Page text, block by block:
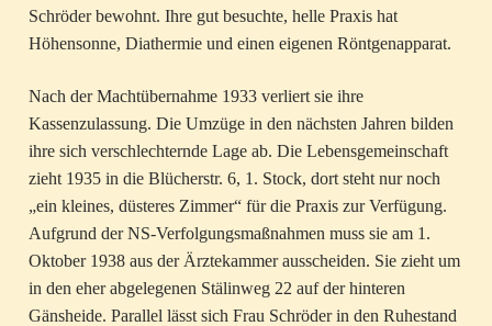
Schröder bewohnt. Ihre gut besuchte, helle Praxis hat
Höhensonne, Diathermie und einen eigenen Röntgenapparat.
Nach der Machtübernahme 1933 verliert sie ihre
Kassenzulassung. Die Umzüge in den nächsten Jahren bilden
ihre sich verschlechternde Lage ab. Die Lebensgemeinschaft
zieht 1935 in die Blücherstr. 6, 1. Stock, dort steht nur noch
„ein kleines, düsteres Zimmer“ für die Praxis zur Verfügung.
Aufgrund der NS-Verfolgungsmaßnahmen muss sie am 1.
Oktober 1938 aus der Ärztekammer ausscheiden. Sie zieht um
in den eher abgelegenen Stälinweg 22 auf der hinteren
Gänsheide. Parallel lässt sich Frau Schröder in den Ruhestand